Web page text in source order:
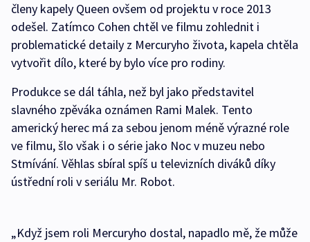
členy kapely Queen ovšem od projektu v roce 2013
odešel. Zatímco Cohen chtěl ve filmu zohlednit i
problematické detaily z Mercuryho života, kapela chtěla
vytvořit dílo, které by bylo více pro rodiny.
Produkce se dál táhla, než byl jako představitel
slavného zpěváka oznámen Rami Malek. Tento
americký herec má za sebou jenom méně výrazné role
ve filmu, šlo však i o série jako Noc v muzeu nebo
Stmívání. Věhlas sbíral spíš u televizních diváků díky
ústřední roli v seriálu Mr. Robot.
„Když jsem roli Mercuryho dostal, napadlo mě, že může